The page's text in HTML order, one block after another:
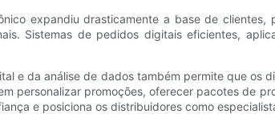
expandiu drasticamente a base de
Sistemas de pedidos digitais eficientes,
e da análise de dados também permite que os
personalizar promoções, oferecer pacotes de
e posiciona os distribuidores como